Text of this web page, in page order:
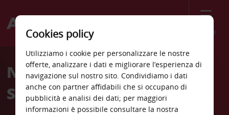
Menù
Welcome
AvisNoleggio auto Rock
Springs
Cookies policy
Utilizziamo i cookie per personalizzare le nostre
offerte, analizzare i dati e migliorare l’esperienza di
navigazione sul nostro sito. Condividiamo i dati
anche con partner affidabili che si occupano di
pubblicità e analisi dei dati; per maggiori
informazioni è possibile consultare la nostra